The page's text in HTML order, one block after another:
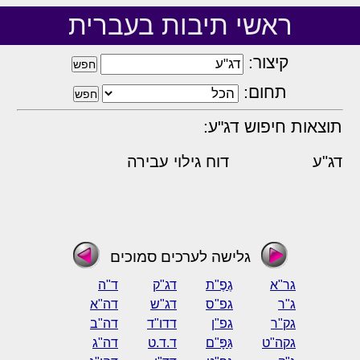
ראשי תיבות בעברית
קיצור:
תחום:
תוצאות חיפוש דג"ע:
דג"ע דוח גילוי עבירה
גלישה לערכים סמוכים
גר"א גֶפֶ"ת דג"ק
ד"ה
ג"ר
גפ"ס דג"ש
דה"א
גק"ר
גפ"ן דדו"ד
דה"ב
גקה"ט
גַּפָּ"ם ד.ד.ט
דה"ג